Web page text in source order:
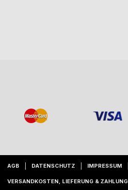
AGB DATENSCHUTZ IMPRESSUM
VERSANDKOSTEN, LIEFERUNG & ZAHLUNG